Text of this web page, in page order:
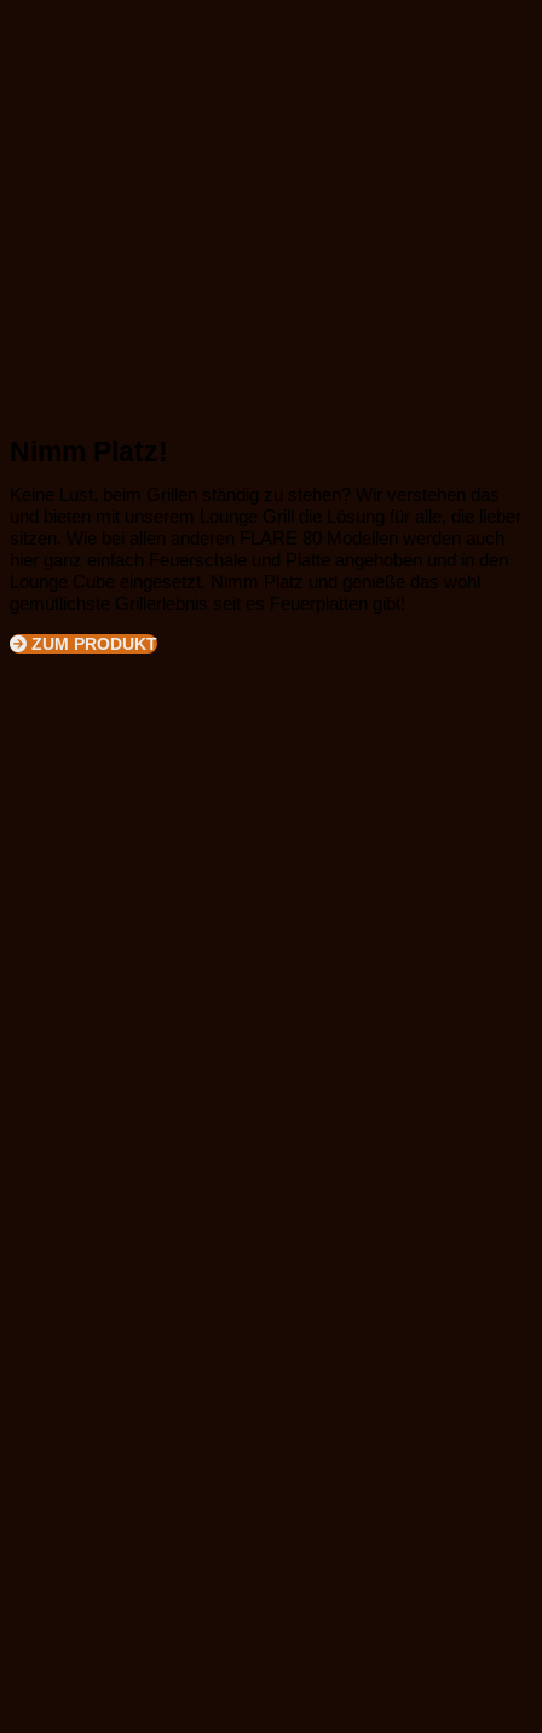
Nimm Platz!
Keine Lust, beim Grillen ständig zu stehen? Wir verstehen das
und bieten mit unserem Lounge Grill die Lösung für alle, die lieber
sitzen. Wie bei allen anderen FLARE 80 Modellen werden auch
hier ganz einfach Feuerschale und Platte angehoben und in den
Lounge Cube eingesetzt. Nimm Platz und genieße das wohl
gemütlichste Grillerlebnis seit es Feuerplatten gibt!
ZUM PRODUKT